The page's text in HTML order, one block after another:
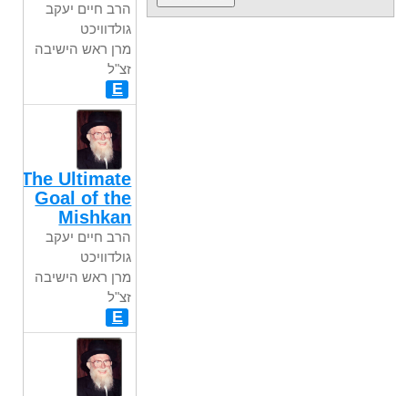
הרב חיים יעקב
גולדוויכט
מרן ראש הישיבה
זצ"ל
E
The Ultimate
Goal of the
Mishkan
הרב חיים יעקב
גולדוויכט
מרן ראש הישיבה
זצ"ל
E